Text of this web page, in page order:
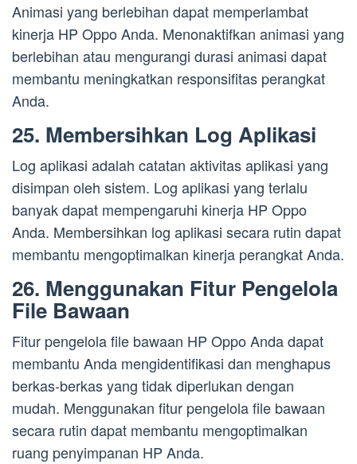
Animasi yang berlebihan dapat memperlambat
kinerja HP Oppo Anda. Menonaktifkan animasi yang
berlebihan atau mengurangi durasi animasi dapat
membantu meningkatkan responsifitas perangkat
Anda.
25. Membersihkan Log Aplikasi
Log aplikasi adalah catatan aktivitas aplikasi yang
disimpan oleh sistem. Log aplikasi yang terlalu
banyak dapat mempengaruhi kinerja HP Oppo
Anda. Membersihkan log aplikasi secara rutin dapat
membantu mengoptimalkan kinerja perangkat Anda.
26. Menggunakan Fitur Pengelola
File Bawaan
Fitur pengelola file bawaan HP Oppo Anda dapat
membantu Anda mengidentifikasi dan menghapus
berkas-berkas yang tidak diperlukan dengan
mudah. Menggunakan fitur pengelola file bawaan
secara rutin dapat membantu mengoptimalkan
ruang penyimpanan HP Anda.